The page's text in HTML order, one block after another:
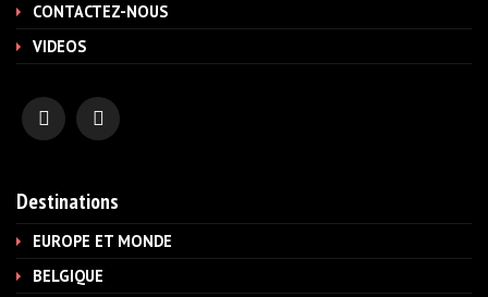
CONTACTEZ-NOUS
VIDEOS
Destinations
EUROPE ET MONDE
BELGIQUE